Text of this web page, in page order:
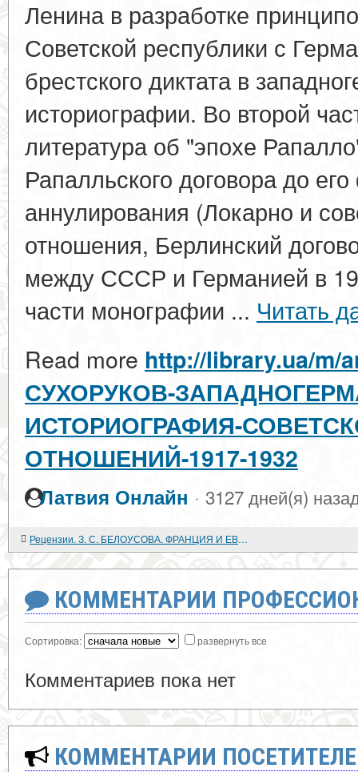
Ленина в разработке
Советской республики с
брестского диктата в
историографии. Во второй
литература об "эпохе
Рапалльского договора до
аннулирования (Локарно и
отношения, Берлинский
между СССР и Германией в
части монографии ... Читать
Read more http://library.ua/m/
СУХОРУКОВ-
ИСТОРИОГРАФИЯ-
ОТНОШЕНИЙ-1917-1932
Латвия Онлайн · 3127 дней(я)
Рецензии. З. С. БЕЛОУСОВА. ФРАНЦИЯ И ЕВРОПЕЙСКАЯ БЕЗОПАСНОСТЬ
КОММЕНТАРИИ
Сортировка: развернуть все
Комментариев пока нет
КОММЕНТАРИИ